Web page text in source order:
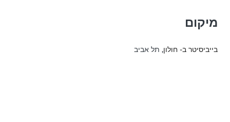
מיקום
בייביסיטר ב- חולון, תל אביב